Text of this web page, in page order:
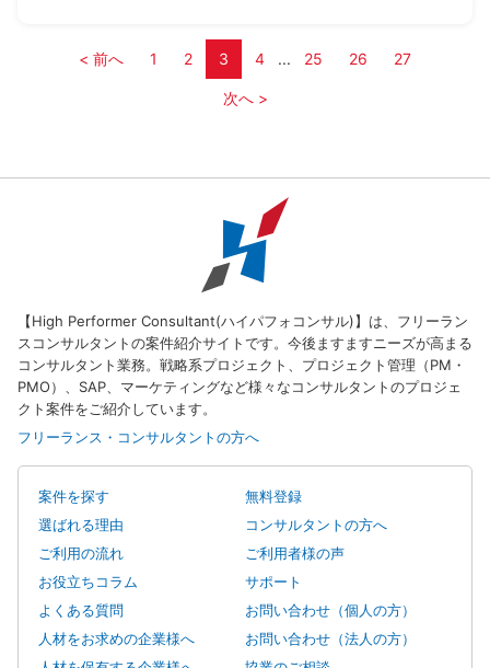
・分析データ環境
-Athena(SQL)に格納された顧客、業務データ
< 前へ 1 2 3 4 ... 25 26 27
次へ >
【High Performer Consultant(ハイパフォコンサル)】は、フリーラン
スコンサルタントの案件紹介サイトです。今後ますますニーズが高まる
コンサルタント業務。戦略系プロジェクト、プロジェクト管理（PM・
PMO）、SAP、マーケティングなど様々なコンサルタントのプロジェ
クト案件をご紹介しています。
フリーランス・コンサルタントの方へ
案件を探す
無料登録
選ばれる理由
コンサルタントの方へ
ご利用の流れ
ご利用者様の声
お役立ちコラム
サポート
よくある質問
お問い合わせ（個人の方）
人材をお求めの企業様へ
お問い合わせ（法人の方）